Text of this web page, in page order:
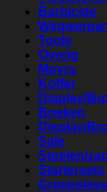
Barbicide
Tools
Overig
Moyra
Koffer
Display/
Boeken
Display/
Sale
Stoelen/
Startersets